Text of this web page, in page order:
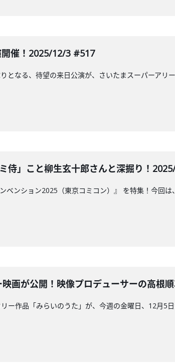
開催！2025/12/3 #517
となる、待望の来日公演が、さいたまスーパーアリ
侍」こと柳生玄十郎さんと深掘り！
ンション2025（東京コミコン）』 を特集！今回
画が公開！映像プロデューサーの高根
ー作品「みらいのうた」が、今週の金曜日、12月5